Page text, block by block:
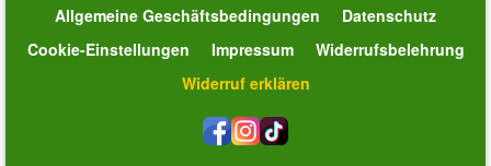
Allgemeine Geschäftsbedingungen
Datenschutz
Cookie-Einstellungen
Impressum
Widerrufsbelehrung
Widerruf erklären